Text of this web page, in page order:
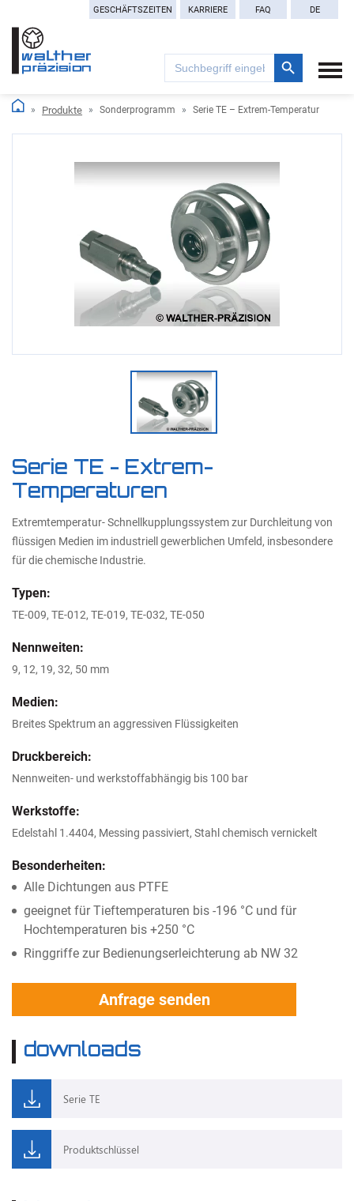
GESCHÄFTSZEITEN KARRIERE FAQ DE
Search
for:
Search Button
Produkte Sonderprogramm Serie TE – Extrem-Temperatur
Serie TE - Extrem-
Temperaturen
Extremtemperatur- Schnellkupplungssystem zur Durchleitung von
flüssigen Medien im industriell gewerblichen Umfeld, insbesondere
für die chemische Industrie.
Typen:
TE-009, TE-012, TE-019, TE-032, TE-050
Nennweiten:
9, 12, 19, 32, 50 mm
Medien:
Breites Spektrum an aggressiven Flüssigkeiten
Druckbereich:
Nennweiten- und werkstoffabhängig bis 100 bar
Werkstoffe:
Edelstahl 1.4404, Messing passiviert, Stahl chemisch vernickelt
Besonderheiten:
Alle Dichtungen aus PTFE
geeignet für Tieftemperaturen bis -196 °C und für
Hochtemperaturen bis +250 °C
Ringgriffe zur Bedienungserleichterung ab NW 32
Anfrage senden
downloads
Serie TE
Produktschlüssel